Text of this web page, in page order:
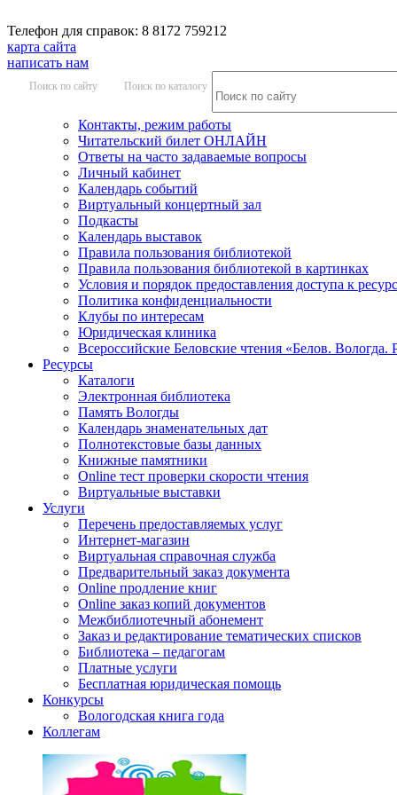
Телефон для справок: 8 8172 759212
карта сайта
написать нам
Поиск по сайту Поиск по каталогу
Контакты, режим работы
Читательский билет ОНЛАЙН
Ответы на часто задаваемые вопросы
Личный кабинет
Календарь событий
Виртуальный концертный зал
Подкасты
Календарь выставок
Правила пользования библиотекой
Правила пользования библиотекой в картинках
Условия и порядок предоставления доступа к
Политика конфиденциальности
Клубы по интересам
Юридическая клиника
Всероссийские Беловские чтения «Белов. Вологда.
Ресурсы
Каталоги
Электронная библиотека
Память Вологды
Календарь знаменательных дат
Полнотекстовые базы данных
Книжные памятники
Online тест проверки скорости чтения
Виртуальные выставки
Услуги
Перечень предоставляемых услуг
Интернет-магазин
Виртуальная справочная служба
Предварительный заказ документа
Online продление книг
Online заказ копий документов
Межбиблиотечный абонемент
Заказ и редактирование тематических списков
Библиотека – педагогам
Платные услуги
Бесплатная юридическая помощь
Конкурсы
Вологодская книга года
Коллегам